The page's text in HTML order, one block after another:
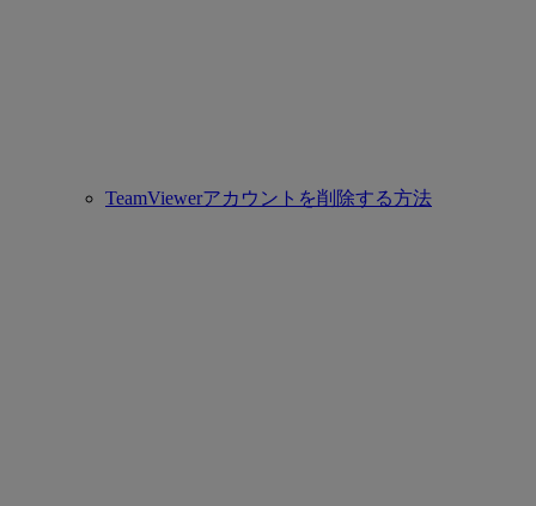
TeamViewerアカウントを削除する方法